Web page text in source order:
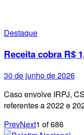
Destaque
Receita cobra R$
30 de junho de 2026
Caso envolve IRPJ,
referentes a 2022 e
PrevNext1 of686